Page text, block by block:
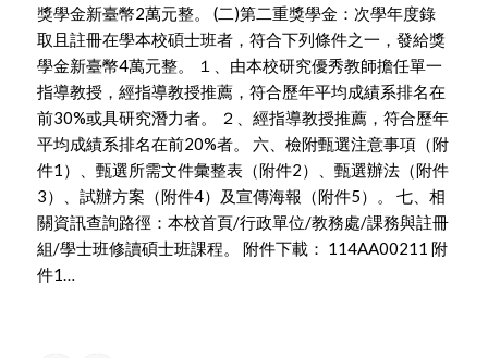
獎學金新臺幣2萬元整。 (二)第二重獎學金：次學年度錄
取且註冊在學本校碩士班者，符合下列條件之一，發給獎
學金新臺幣4萬元整。 １、由本校研究優秀教師擔任單一
指導教授，經指導教授推薦，符合歷年平均成績系排名在
前30%或具研究潛力者。 ２、經指導教授推薦，符合歷年
平均成績系排名在前20%者。 六、檢附甄選注意事項（附
件1）、甄選所需文件彙整表（附件2）、甄選辦法（附件
3）、試辦方案（附件4）及宣傳海報（附件5）。 七、相
關資訊查詢路徑：本校首頁/行政單位/教務處/課務與註冊
組/學士班修讀碩士班課程。 附件下載： 114AA00211 附
件1…